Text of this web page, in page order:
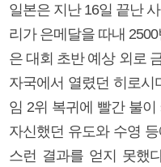
일본은 지난 16일 끝난
리가 은메달을 따내
은 대회 초반 예상 외로
자국에서 열렸던 히로시
임 2위 복귀에 빨간 불
자신했던 유도와 수영
스런 결과를 얻지 못했